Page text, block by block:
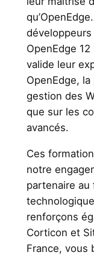
OpenEdge
valide leur
OpenEdge,
gestion des
que sur les
avancés.
Ces
notre
partenaire
renforçons
Corticon et
France, vous